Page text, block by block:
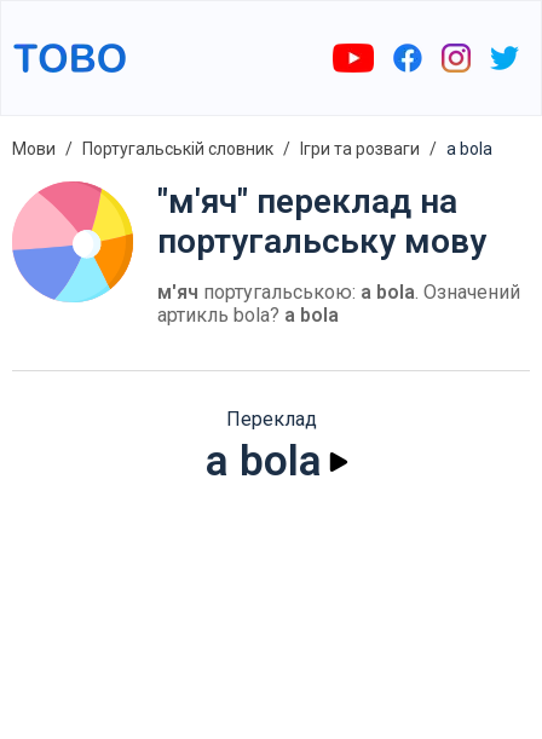
Мови Португальській словник Ігри та розваги a bola
"м'яч" переклад на
португальську мову
м'яч португальською: a bola. Означений
артикль bola? a bola
Переклад
a bola